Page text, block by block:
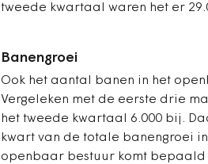
tweede kwartaal waren het er
Banengroei
Ook het aantal banen in het
Vergeleken met de eerste drie
het tweede kwartaal 6.000 bij.
kwart van de totale banengroei
openbaar bestuur komt